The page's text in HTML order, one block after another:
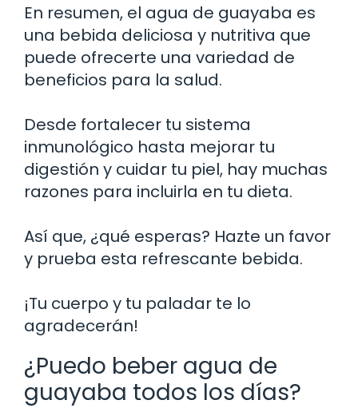
En resumen, el agua de guayaba es
una bebida deliciosa y nutritiva que
puede ofrecerte una variedad de
beneficios para la salud.
Desde fortalecer tu sistema
inmunológico hasta mejorar tu
digestión y cuidar tu piel, hay muchas
razones para incluirla en tu dieta.
Así que, ¿qué esperas? Hazte un favor
y prueba esta refrescante bebida.
¡Tu cuerpo y tu paladar te lo
agradecerán!
¿Puedo beber agua de
guayaba todos los días?